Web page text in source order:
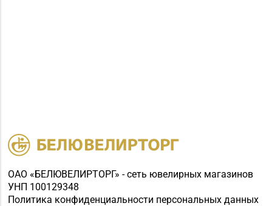
ОАО «БЕЛЮВЕЛИРТОРГ» - сеть ювелирных магазинов
УНП 100129348
Политика конфиденциальности персональных данных